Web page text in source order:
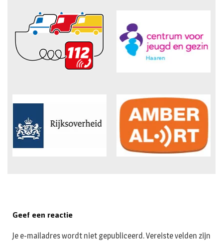
Geef een reactie
Je e-mailadres wordt niet gepubliceerd.Vereiste velden zijn